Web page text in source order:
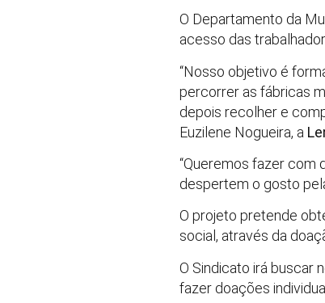
O Departamento da
acesso das
“Nosso objetivo é
percorrer as fábricas
depois recolher e
Euzilene Nogueira, a
“Queremos fazer com
despertem o gosto
O projeto pretende
social, através da
O Sindicato irá buscar
fazer doações